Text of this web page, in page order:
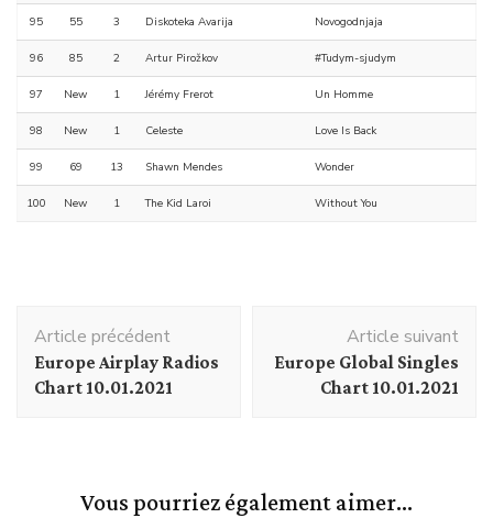
95 55 3 Diskoteka Avarija Novogodnjaja
96 85 2 Artur Pirožkov #Tudym-sjudym
97 New 1 Jérémy Frerot Un Homme
98 New 1 Celeste Love Is Back
99 69 13 Shawn Mendes Wonder
100 New 1 The Kid Laroi Without You
d'article
Article précédent
Europe Airplay Radios
Chart 10.01.2021
Article suivant
Europe Global Singles
Chart 10.01.2021
Vous pourriez également aimer...